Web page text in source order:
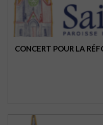
CONCERT POUR LA